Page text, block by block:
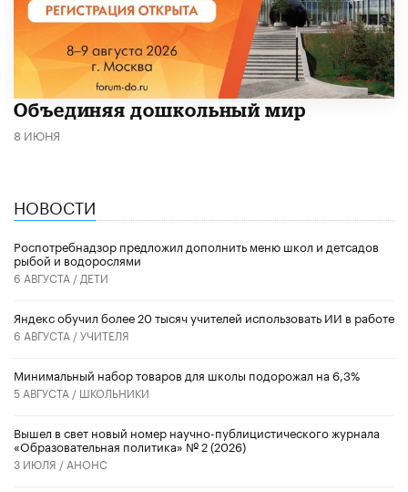
​Объединяя дошкольный мир
8 ИЮНЯ
НОВОСТИ
Роспотребнадзор предложил дополнить меню школ и детсадов
рыбой и водорослями
6 АВГУСТА / ДЕТИ
​Яндекс обучил более 20 тысяч учителей использовать ИИ в работе
6 АВГУСТА /УЧИТЕЛЯ
Минимальный набор товаров для школы подорожал на 6,3%
5 АВГУСТА / ШКОЛЬНИКИ
Вышел в свет новый номер научно-публицистического журнала
«Образовательная политика» № 2 (2026)
3 ИЮЛЯ / АНОНС